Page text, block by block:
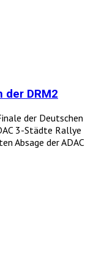
DRM2
der Deutschen
3-Städte Rallye
Absage der ADAC